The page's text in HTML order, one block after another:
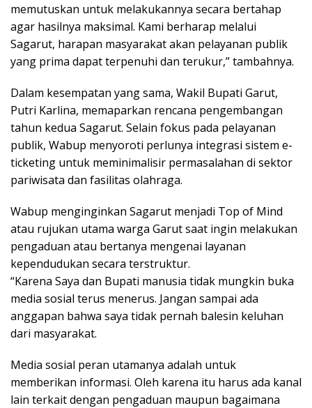
memutuskan untuk melakukannya secara bertahap
agar hasilnya maksimal. Kami berharap melalui
Sagarut, harapan masyarakat akan pelayanan publik
yang prima dapat terpenuhi dan terukur,” tambahnya.
Dalam kesempatan yang sama, Wakil Bupati Garut,
Putri Karlina, memaparkan rencana pengembangan
tahun kedua Sagarut. Selain fokus pada pelayanan
publik, Wabup menyoroti perlunya integrasi sistem e-
ticketing untuk meminimalisir permasalahan di sektor
pariwisata dan fasilitas olahraga.
Wabup menginginkan Sagarut menjadi Top of Mind
atau rujukan utama warga Garut saat ingin melakukan
pengaduan atau bertanya mengenai layanan
kependudukan secara terstruktur.
“Karena Saya dan Bupati manusia tidak mungkin buka
media sosial terus menerus. Jangan sampai ada
anggapan bahwa saya tidak pernah balesin keluhan
dari masyarakat.
Media sosial peran utamanya adalah untuk
memberikan informasi. Oleh karena itu harus ada kanal
lain terkait dengan pengaduan maupun bagaimana